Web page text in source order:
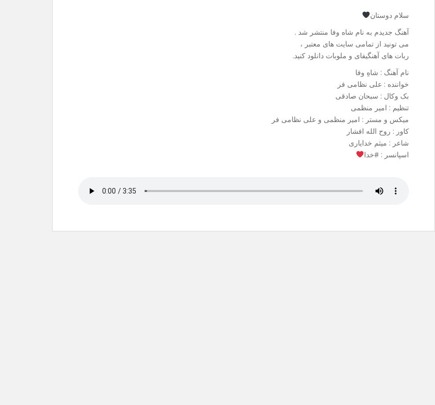
سلام دوستان
آهنگ جدیدم به نام شاه وفا منتشر شد .
می تونید از تمامی سایت های معتبر ،
ربات های آهنگیفای و ملوبات دانلود کنید.
نام آهنگ : شاهِ وفا
خواننده : علی نظامی فر
بک وکال : سبحان صادقی
تنظیم : امیر منظمی
میکس و مستر : امیر منظمی و علی نظامی فر
کاور : روح الله افشار
شاعر : میثم خدایاری
اسپانسر : #خدا